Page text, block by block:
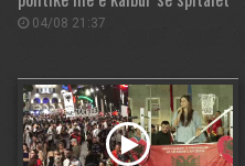
04/08 21:37